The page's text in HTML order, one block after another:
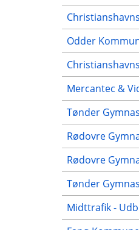
Odder
Mercantec &
Tønder
Rødovre
Rødovre
Tønder
Midttrafik -